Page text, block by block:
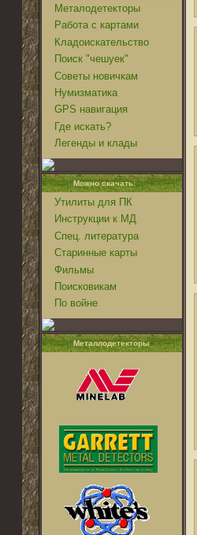
Металодетекторы
Работа с картами
Кладоискательство
Поиск "чешуек"
Советы новичкам
Нумизматика
GPS навигация
Где искать?
Легенды и клады
Можно скачать:
Утилиты для ПК
Инструкции к МД
Спец. литература
Старинные карты
Фильмы
Поисковикам
По войне
Металлодетекторы